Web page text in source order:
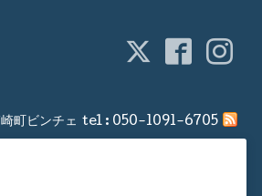
町ビンチェ tel : 050-1091-6705